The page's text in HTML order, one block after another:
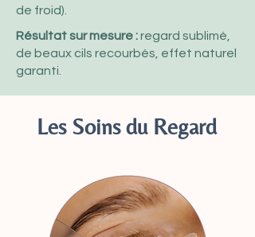
de froid).
Résultat sur mesure :regard sublimé,
de beaux cils recourbés, effet naturel
garanti.
Les Soins du Regard